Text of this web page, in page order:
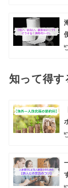
知って得す